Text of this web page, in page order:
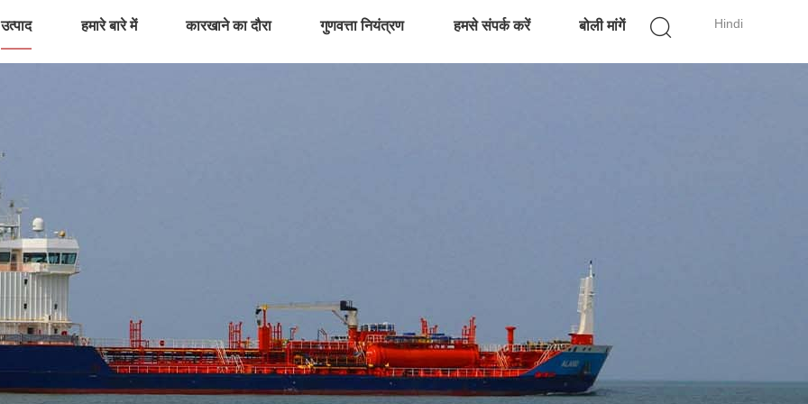
Hindi
उत्पाद हमारे बारे में कारखाने का दौरा गुणवत्ता नियंत्रण हमसे संपर्क करें बोली मांगें